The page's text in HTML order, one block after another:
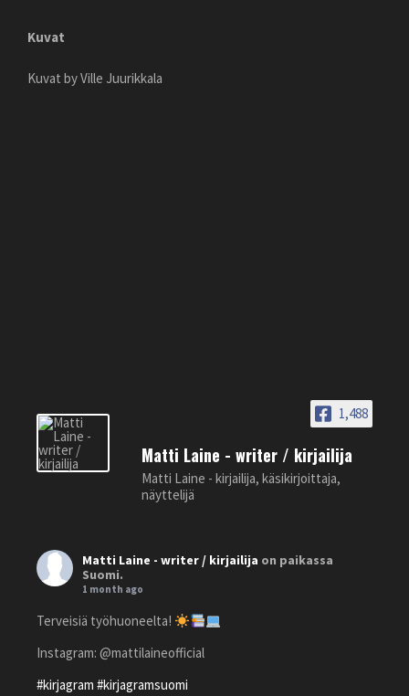
Kuvat
Kuvat by Ville Juurikkala
1,488
Matti Laine - writer / kirjailija
Matti Laine - kirjailija, käsikirjoittaja,
näyttelijä
Matti Laine - writer / kirjailija on paikassa
Suomi.
1 month ago
Terveisiä työhuoneelta!
Instagram: @mattilaineofficial
#kirjagram #kirjagramsuomi